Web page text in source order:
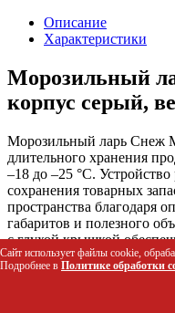
Описание
Характеристики
Морозильный
корпус серый,
Морозильный ларь Снеж
длительного хранения
–18 до –25 °C.
сохранения товарных
пространства благодаря
габаритов и полезного
с глухой крышкой
режим и защиту
Сайт использует файлы cookie,
Подробнее в Политике обработки